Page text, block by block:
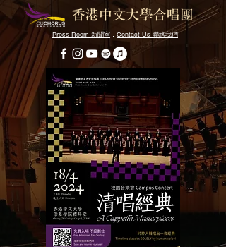
Press Room 新聞室 ． Contact Us 聯絡我們